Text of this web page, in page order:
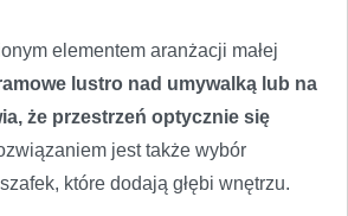
elementem aranżacji małej
lustro nad umywalką lub na
że przestrzeń optycznie się
jest także wybór
które dodają głębi wnętrzu.